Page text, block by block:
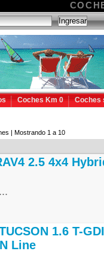
Coches Km 0 Coches
| Mostrando 1 a 10
2.5 4x4
...
1.6 T-GDI
Line